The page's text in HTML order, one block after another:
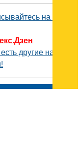
на наш
другие наши